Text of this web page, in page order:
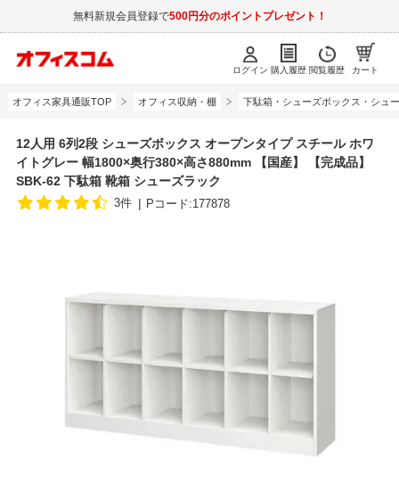
無料新規会員登録で500円分のポイントプレゼント！
ログイン 購入履歴 閲覧履歴 カート
オフィス家具通販TOP オフィス収納・棚 下駄箱・シューズボックス・シュ
12人用 6列2段 シューズボックス オープンタイプ スチール ホワ
イトグレー 幅1800×奥行380×高さ880mm 【国産】 【完成品】
SBK-62 下駄箱 靴箱 シューズラック
3件 Pコード:177878